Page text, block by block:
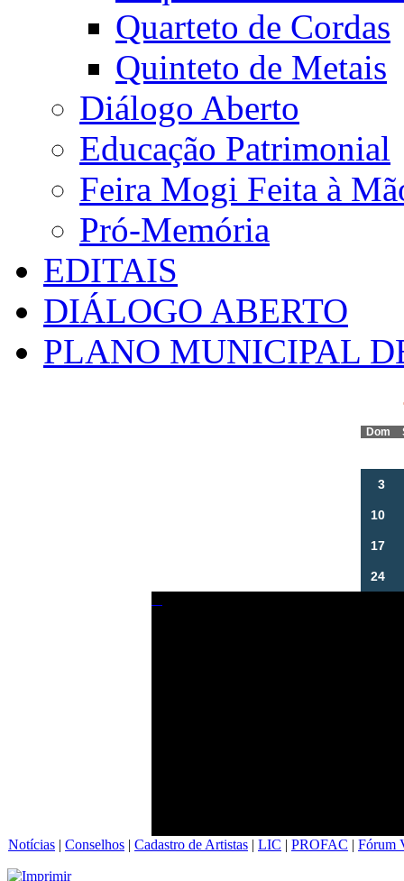
Quarteto de Cordas
Quinteto de Metais
Diálogo Aberto
Educação Patrimonial
Feira Mogi Feita à
Pró-Memória
EDITAIS
DIÁLOGO ABERTO
PLANO MUNICIPAL
Dom
3
10
17
24
Notícias | Conselhos | Cadastro de Artistas | LIC | PROFAC | Fórum